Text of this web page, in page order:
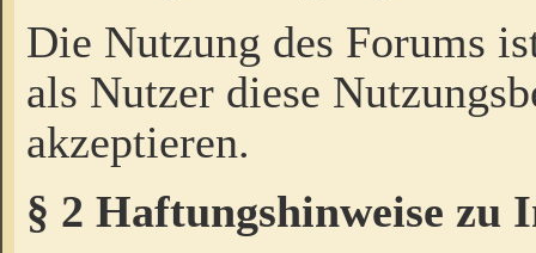
Die Nutzung des Forums
als Nutzer diese
akzeptieren.
§ 2 Haftungshinweise zu